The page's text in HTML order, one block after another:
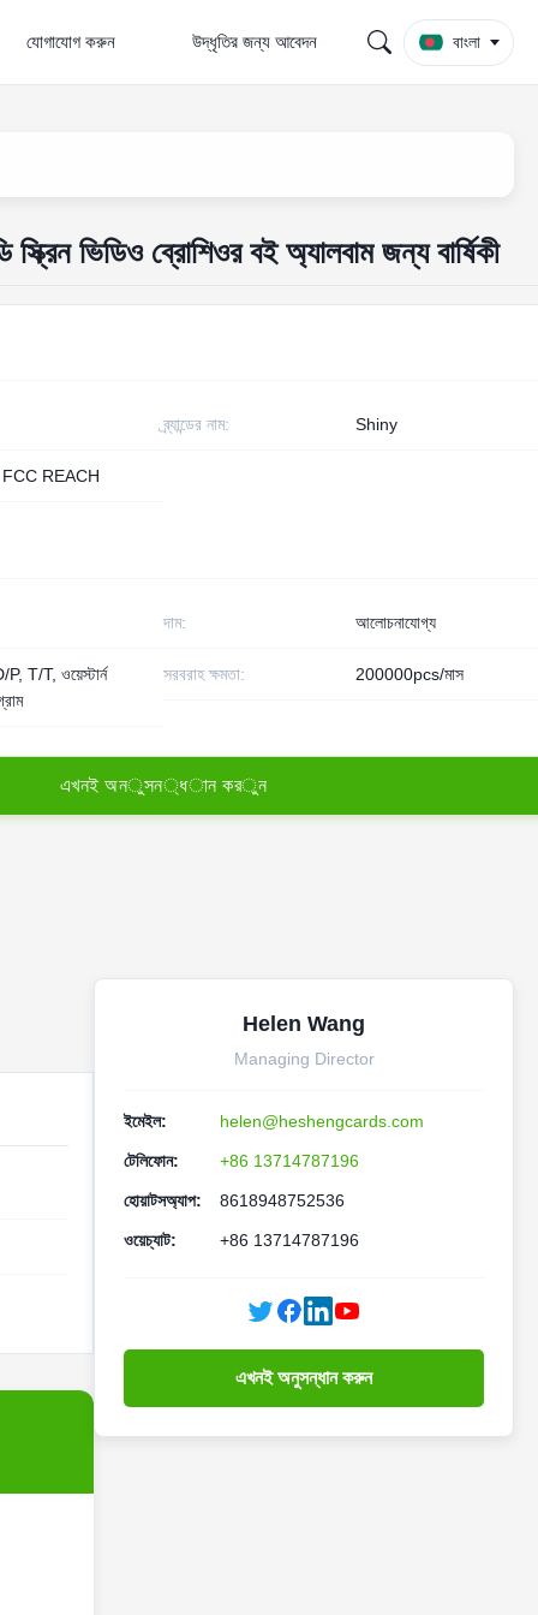
যোগাযোগ করুন উদ্ধৃতির জন্য আবেদন বাংলা
ভিডিও ব্রোশিওর বই অ্যালবাম জন্য বার্ষিকী
ব্র্যান্ডের নাম: Shiny
REACH
দাম: আলোচনাযোগ্য
T/T, ওয়েস্টার্ন
সরবরাহ ক্ষমতা: 200000pcs/মাস
এখনই অনুসন্ধান করুন
Helen Wang
Managing Director
ইমেইল: helen@heshengcards.com
টেলিফোন: +86 13714787196
হোয়াটসঅ্যাপ: 8618948752536
ওয়েচ্যাট: +86 13714787196
এখনই অনুসন্ধান করুন